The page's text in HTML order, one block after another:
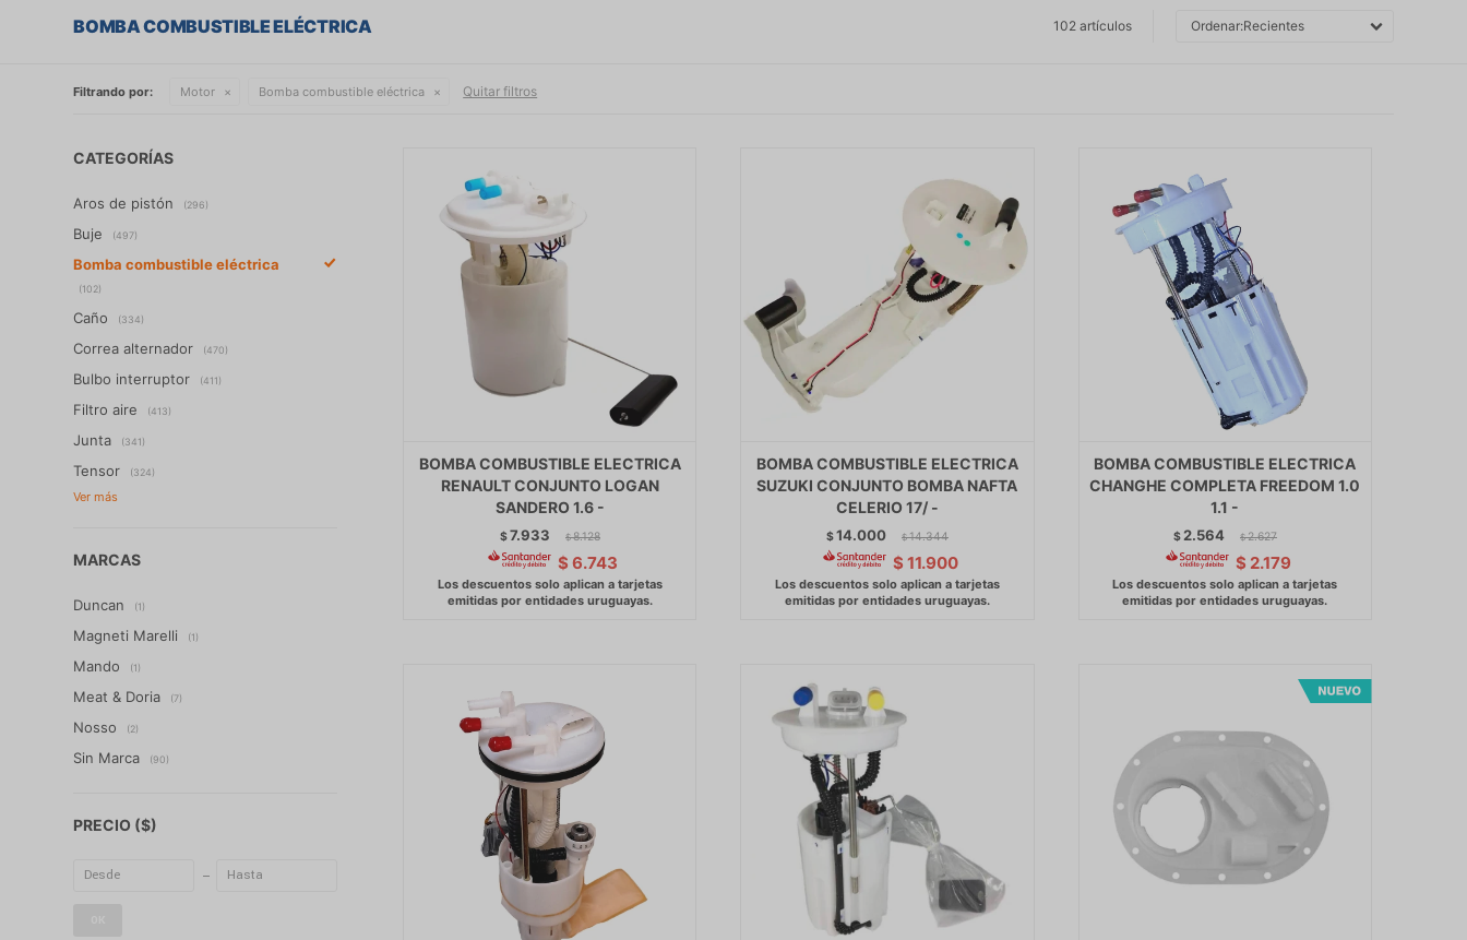
BOMBA COMBUSTIBLE ELÉCTRICA 102 artículos Recientes
Filtrando por: Motor Bomba combustible eléctrica Quitar filtros
BOMBA COMBUSTIBLE ELECTRICA
RENAULT CONJUNTO LOGAN
SANDERO 1.6 -
$7.933 $ 8.128
$ 6.743
BOMBA COMBUSTIBLE ELECTRICA
SUZUKI CONJUNTO BOMBA NAFTA
CELERIO 17/ -
$14.000 $ 14.344
$ 11.900
BOMBA COMBUSTIBLE ELECTRICA
CHANGHE COMPLETA FREEDOM 1.0
1.1 -
$2.564 $ 2.627
$ 2.179
CATEGORÍAS
Aros de pistón (296)
Buje (497)
Bomba combustible eléctrica
(102)
Caño (334)
Correa alternador (470)
Bulbo interruptor (411)
Filtro aire (413)
Junta (341)
Tensor (324)
MARCAS
Duncan (1)
Magneti Marelli (1)
Mando (1)
Meat & Doria (7)
Nosso (2)
Sin Marca (90)
PRECIO ($)